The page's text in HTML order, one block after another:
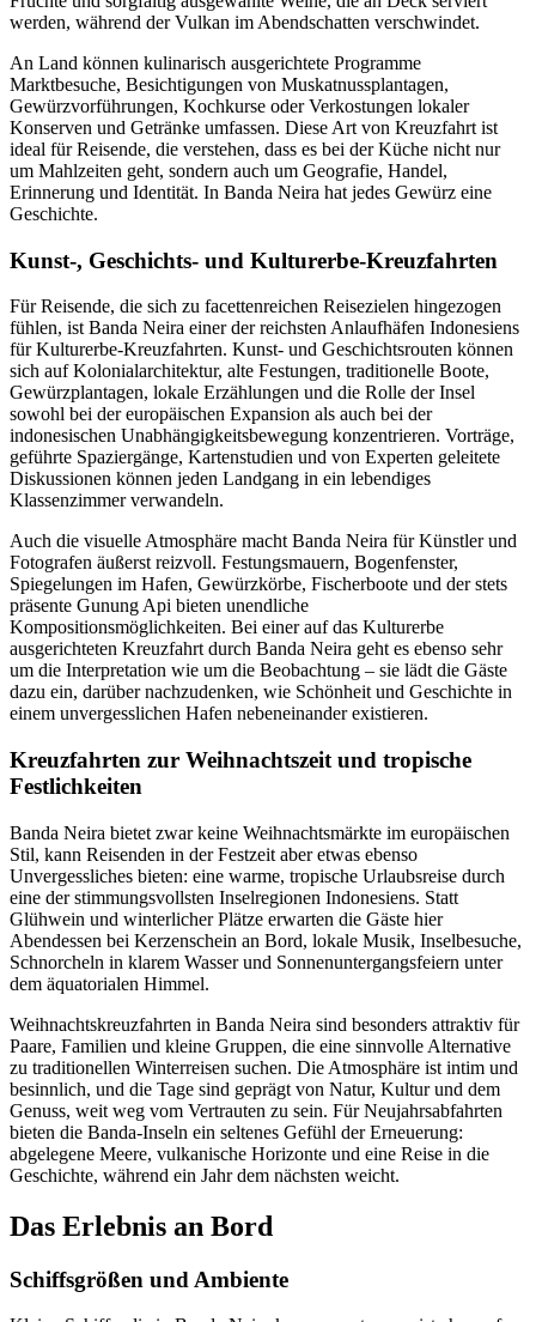
werden, während der Vulkan im Abendschatten verschwindet.
An Land können kulinarisch ausgerichtete Programme
Marktbesuche, Besichtigungen von Muskatnussplantagen,
Gewürzvorführungen, Kochkurse oder Verkostungen lokaler
Konserven und Getränke umfassen. Diese Art von Kreuzfahrt ist
ideal für Reisende, die verstehen, dass es bei der Küche nicht nur
um Mahlzeiten geht, sondern auch um Geografie, Handel,
Erinnerung und Identität. In Banda Neira hat jedes Gewürz eine
Geschichte.
Kunst-, Geschichts- und Kulturerbe-Kreuzfahrten
Für Reisende, die sich zu facettenreichen Reisezielen hingezogen
fühlen, ist Banda Neira einer der reichsten Anlaufhäfen Indonesiens
für Kulturerbe-Kreuzfahrten. Kunst- und Geschichtsrouten können
sich auf Kolonialarchitektur, alte Festungen, traditionelle Boote,
Gewürzplantagen, lokale Erzählungen und die Rolle der Insel
sowohl bei der europäischen Expansion als auch bei der
indonesischen Unabhängigkeitsbewegung konzentrieren. Vorträge,
geführte Spaziergänge, Kartenstudien und von Experten geleitete
Diskussionen können jeden Landgang in ein lebendiges
Klassenzimmer verwandeln.
Auch die visuelle Atmosphäre macht Banda Neira für Künstler und
Fotografen äußerst reizvoll. Festungsmauern, Bogenfenster,
Spiegelungen im Hafen, Gewürzkörbe, Fischerboote und der stets
präsente Gunung Api bieten unendliche
Kompositionsmöglichkeiten. Bei einer auf das Kulturerbe
ausgerichteten Kreuzfahrt durch Banda Neira geht es ebenso sehr
um die Interpretation wie um die Beobachtung – sie lädt die Gäste
dazu ein, darüber nachzudenken, wie Schönheit und Geschichte in
einem unvergesslichen Hafen nebeneinander existieren.
Kreuzfahrten zur Weihnachtszeit und tropische
Festlichkeiten
Banda Neira bietet zwar keine Weihnachtsmärkte im europäischen
Stil, kann Reisenden in der Festzeit aber etwas ebenso
Unvergessliches bieten: eine warme, tropische Urlaubsreise durch
eine der stimmungsvollsten Inselregionen Indonesiens. Statt
Glühwein und winterlicher Plätze erwarten die Gäste hier
Abendessen bei Kerzenschein an Bord, lokale Musik, Inselbesuche,
Schnorcheln in klarem Wasser und Sonnenuntergangsfeiern unter
dem äquatorialen Himmel.
Weihnachtskreuzfahrten in Banda Neira sind besonders attraktiv für
Paare, Familien und kleine Gruppen, die eine sinnvolle Alternative
zu traditionellen Winterreisen suchen. Die Atmosphäre ist intim und
besinnlich, und die Tage sind geprägt von Natur, Kultur und dem
Genuss, weit weg vom Vertrauten zu sein. Für Neujahrsabfahrten
bieten die Banda-Inseln ein seltenes Gefühl der Erneuerung:
abgelegene Meere, vulkanische Horizonte und eine Reise in die
Geschichte, während ein Jahr dem nächsten weicht.
Das Erlebnis an Bord
Schiffsgrößen und Ambiente